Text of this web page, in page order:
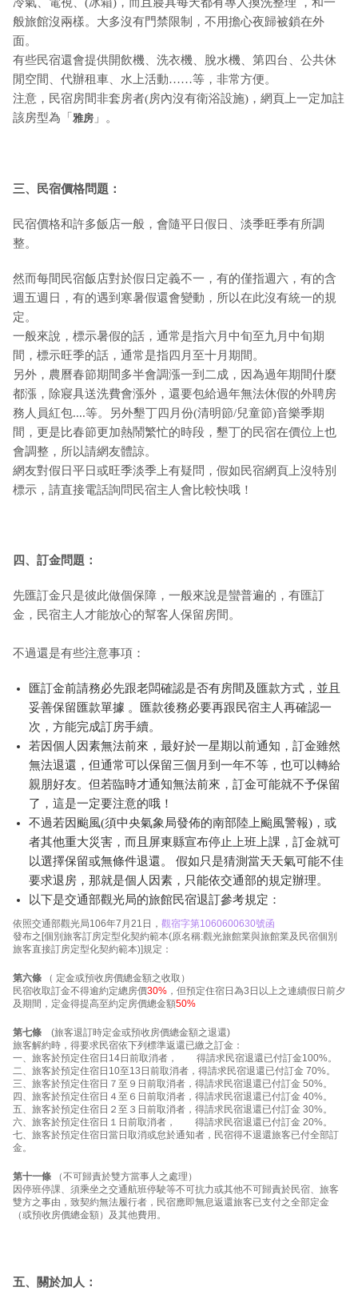
般旅館沒兩樣。大多沒有門禁限制，不用擔心夜歸被鎖在外
面。
有些民宿還會提供開飲機、洗衣機、脫水機、第四台、公共休
閒空間、代辦租車、水上活動……等，非常方便。
注意，民宿房間非套房者(房內沒有衛浴設施)，網頁上一定加註
該房型為「 雅房 」。
三、民宿價格問題：
民宿價格和許多飯店一般，會隨平日假日、淡季旺季有所調
整。
然而每間民宿飯店對於假日定義不一，有的僅指週六，有的含
週五週日，有的遇到寒暑假還會變動，所以在此沒有統一的規
定。
一般來說，標示暑假的話，通常是指六月中旬至九月中旬期
間，標示旺季的話，通常是指四月至十月期間。
另外，農曆春節期間多半會調漲一到二成，因為過年期間什麼
都漲，除寢具送洗費會漲外，還要包給過年無法休假的外聘房
務人員紅包....等。另外墾丁四月份(清明節/兒童節)音樂季期
間，更是比春節更加熱鬧繁忙的時段，墾丁的民宿在價位上也
會調整，所以請網友體諒。
網友對假日平日或旺季淡季上有疑問，假如民宿網頁上沒特別
標示，請直接電話詢問民宿主人會比較快哦！
四、訂金問題：
先匯訂金只是彼此做個保障，一般來說是蠻普遍的，有匯訂
金，民宿主人才能放心的幫客人保留房間。
不過還是有些注意事項：
匯訂金前請務必先跟老闆確認是否有房間及匯款方式，並且
妥善保留匯款單據 。匯款後務必要再跟民宿主人再確認一
次，方能完成訂房手續。
若因個人因素無法前來，最好於一星期以前通知，訂金雖然
無法退還，但通常可以保留三個月到一年不等，也可以轉給
親朋好友。但若臨時才通知無法前來，訂金可能就不予保留
了，這是一定要注意的哦！
不過若因颱風(須中央氣象局發佈的南部陸上颱風警報)，或
者其他重大災害，而且屏東縣宣布停止上班上課，訂金就可
以選擇保留或無條件退還。 假如只是猜測當天天氣可能不佳
要求退房，那就是個人因素，只能依交通部的規定辦理。
以下是交通部觀光局的旅館民宿退訂參考規定：
依照交通部觀光局106年7月21日， 觀宿字第1060600630號函
發布之[個別旅客訂房定型化契約範本(原名稱:觀光旅館業與旅館業及民宿個別
旅客直接訂房定型化契約範本)]規定：
第六條 （ 定金或預收房價總金額之收取）
民宿收取訂金不得逾約定總房價30% ，但預定住宿日為3日以上之連續假日前夕
及期間，定金得提高至約定房價總金額50%
第七條 (旅客退訂時定金或預收房價總金額之退還)
旅客解約時，得要求民宿依下列標準返還已繳之訂金：
一、旅客於預定住宿日14日前取消者， 得請求民宿退還已付訂金100%。
二、旅客於預定住宿日10至13日前取消者，得請求民宿退還已付訂金 70%。
三、旅客於預定住宿日７至９日前取消者，得請求民宿退還已付訂金 50%。
四、旅客於預定住宿日４至６日前取消者，得請求民宿退還已付訂金 40%。
五、旅客於預定住宿日２至３日前取消者，得請求民宿退還已付訂金 30%。
六、旅客於預定住宿日１日前取消者， 得請求民宿退還已付訂金 20%。
七、旅客於預定住宿日當日取消或怠於通知者，民宿得不退還旅客已付全部訂
金。
第十一條 （不可歸責於雙方當事人之處理）
因停班停課、須乘坐之交通航班停駛等不可抗力或其他不可歸責於民宿、旅客
雙方之事由，致契約無法履行者，民宿應即無息返還旅客已支付之全部定金
（或預收房價總金額）及其他費用。
五、關於加人：